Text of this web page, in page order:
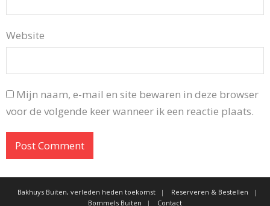
Website
Mijn naam, e-mail en site bewaren in deze browser
voor de volgende keer wanneer ik een reactie plaats.
Bakhuys Buiten, verleden heden toekomst
Reserveren & Bestellen
Bommels Buiten
Contact